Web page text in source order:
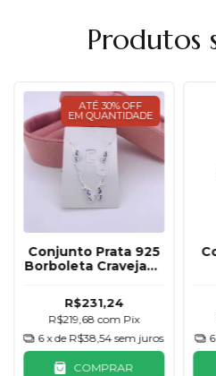
Produtos
ATÉ 30% OFF
EM QUANTIDADE
Conjunto Prata 925
Borboleta Cravejada
R$231,24
R$219,68com Pix
6 x de R$38,54 sem juros
COMPRAR
6